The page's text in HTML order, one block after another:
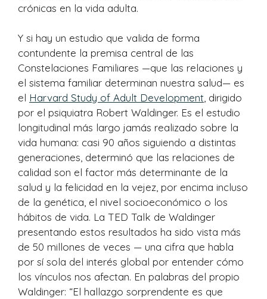
crónicas en la vida adulta.
Y si hay un estudio que valida de forma
contundente la premisa central de las
Constelaciones Familiares —que las relaciones y
el sistema familiar determinan nuestra salud— es
el Harvard Study of Adult Development , dirigido
por el psiquiatra Robert Waldinger. Es el estudio
longitudinal más largo jamás realizado sobre la
vida humana: casi 90 años siguiendo a distintas
generaciones, determinó que las relaciones de
calidad son el factor más determinante de la
salud y la felicidad en la vejez, por encima incluso
de la genética, el nivel socioeconómico o los
hábitos de vida. La TED Talk de Waldinger
presentando estos resultados ha sido vista más
de 50 millones de veces — una cifra que habla
por sí sola del interés global por entender cómo
los vínculos nos afectan. En palabras del propio
Waldinger: “El hallazgo sorprendente es que